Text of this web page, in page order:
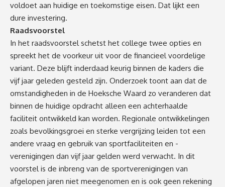
voldoet aan huidige en toekomstige eisen. Dat lijkt een
dure investering.
Raadsvoorstel
In het raadsvoorstel schetst het college twee opties en
spreekt het de voorkeur uit voor de financieel voordelige
variant. Deze blijft inderdaad keurig binnen de kaders die
vijf jaar geleden gesteld zijn. Onderzoek toont aan dat de
omstandigheden in de Hoeksche Waard zo veranderen dat
binnen de huidige opdracht alleen een achterhaalde
faciliteit ontwikkeld kan worden. Regionale ontwikkelingen
zoals bevolkingsgroei en sterke vergrijzing leiden tot een
andere vraag en gebruik van sportfaciliteiten en -
verenigingen dan vijf jaar gelden werd verwacht. In dit
voorstel is de inbreng van de sportverenigingen van
afgelopen jaren niet meegenomen en is ook geen rekening